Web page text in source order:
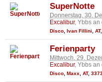
SuperNotte
Donnerstag, 30.
Excalibur, Ybbs an
Disco Ivan Fillini AT,
Ferienparty
Mittwoch, 29.
Excalibur, Ybbs an
Disco, Maxx, AT,